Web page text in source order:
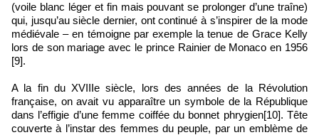
(voile blanc léger et fin mais pouvant se prolonger d’une traîne)
qui, jusqu’au siècle dernier, ont continué à s’inspirer de la mode
médiévale – en témoigne par exemple la tenue de Grace Kelly
lors de son mariage avec le prince Rainier de Monaco en 1956
[9].
A la fin du XVIIIe siècle, lors des années de la Révolution
française, on avait vu apparaître un symbole de la République
dans l’effigie d’une femme coiffée du bonnet phrygien[10]. Tête
couverte à l’instar des femmes du peuple, par un emblème de